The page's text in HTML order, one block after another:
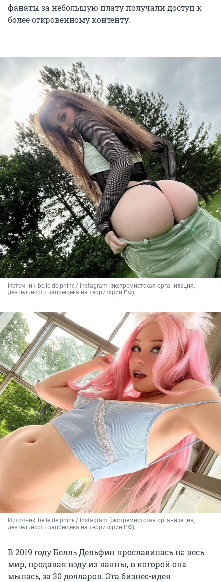
фанаты за небольшую плату получали доступ к
более откровенному контенту.
Источник: belle.delphine / Instagram (экстремистская организация,
деятельность запрещена на территории РФ)
Источник: belle.delphine / Instagram (экстремистская организация,
деятельность запрещена на территории РФ)
В 2019 году Белль Дельфин прославилась на весь
мир, продавая воду из ванны, в которой она
мылась, за 30 долларов. Эта бизнес-идея